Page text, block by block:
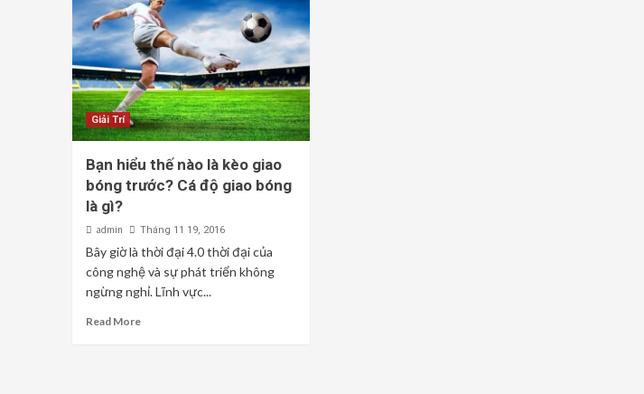
Giải Trí
Bạn hiểu thế nào là kèo giao
bóng trước? Cá độ giao bóng
là gì?
admin Tháng 11 19, 2016
Bây giờ là thời đại 4.0 thời đại của
công nghệ và sự phát triển không
ngừng nghỉ. Lĩnh vực...
Read More